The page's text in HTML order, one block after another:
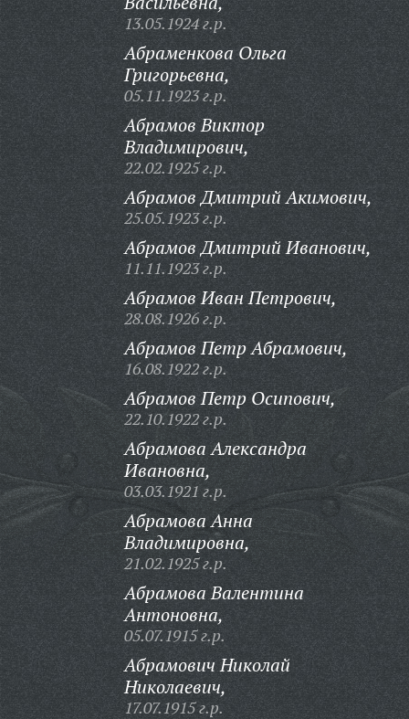
13.05.1924 г.р.
Абраменкова Ольга
Григорьевна,
05.11.1923 г.р.
Абрамов Виктор
Владимирович,
22.02.1925 г.р.
Абрамов Дмитрий Акимович,
25.05.1923 г.р.
Абрамов Дмитрий Иванович,
11.11.1923 г.р.
Абрамов Иван Петрович,
28.08.1926 г.р.
Абрамов Петр Абрамович,
16.08.1922 г.р.
Абрамов Петр Осипович,
22.10.1922 г.р.
Абрамова Александра
Ивановна,
03.03.1921 г.р.
Абрамова Анна
Владимировна,
21.02.1925 г.р.
Абрамова Валентина
Антоновна,
05.07.1915 г.р.
Абрамович Николай
Николаевич,
17.07.1915 г.р.